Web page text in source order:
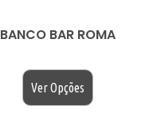
BANCO BAR ROMA
Ver Opções